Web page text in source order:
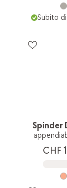
Subito
Spinder
CHF